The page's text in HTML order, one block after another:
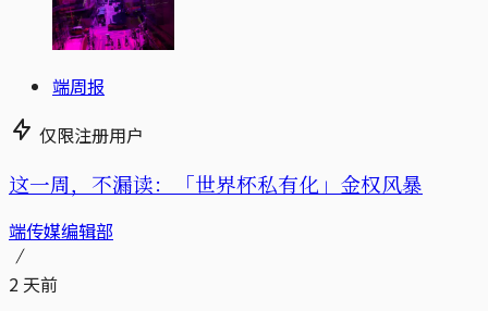
端周报
仅限注册用户
这一周，不漏读：「世界杯私有化」金权风暴
端传媒编辑部
2 天前